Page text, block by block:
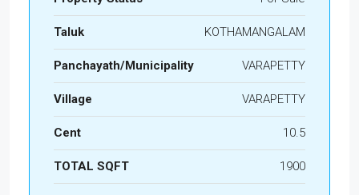
Taluk KOTHAMANGALAM
Panchayath/Municipality VARAPETTY
Village VARAPETTY
Cent 10.5
TOTAL SQFT 1900